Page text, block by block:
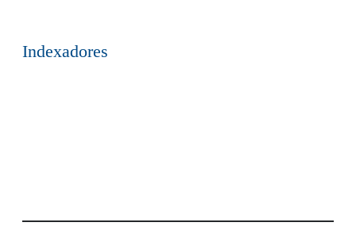
Indexadores